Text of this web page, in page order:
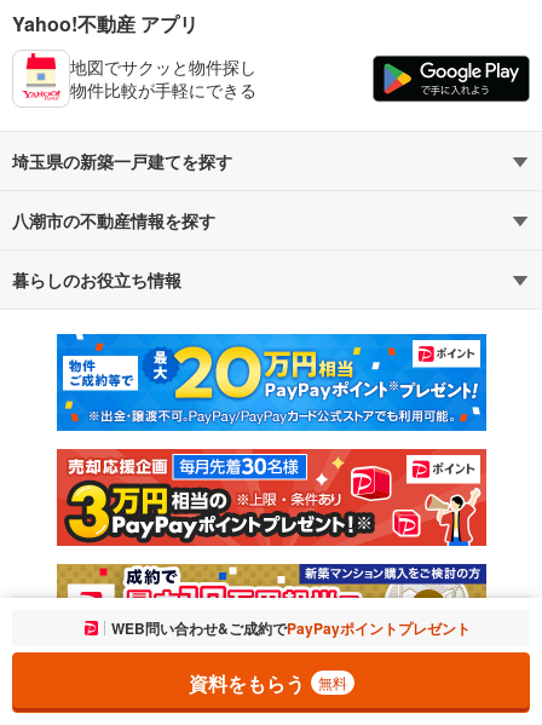
お気に入りに追加しました。 一覧を開く
WEB問い合わせ&ご成約でPayPayポイントプレゼント
資料をもらう 無料
Yahoo!不動産 アプリ
地図でサクッと物件探し
物件比較が手軽にできる
埼玉県の新築一戸建てを探す
路線・駅から探す
通勤・通学時間から探す
八潮市の不動産情報を探す
不動産・住宅
新築マンション 中古マンション
新築一戸建て 中古一戸建て
注文住宅 土地
売却査定
暮らしのお役立ち情報
マンションカタログ 教えて！住まいの先生